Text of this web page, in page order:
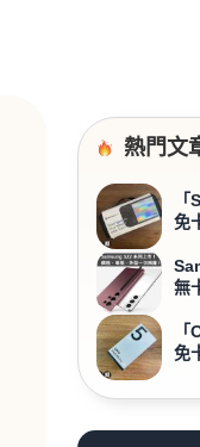
熱門文
免
無
免